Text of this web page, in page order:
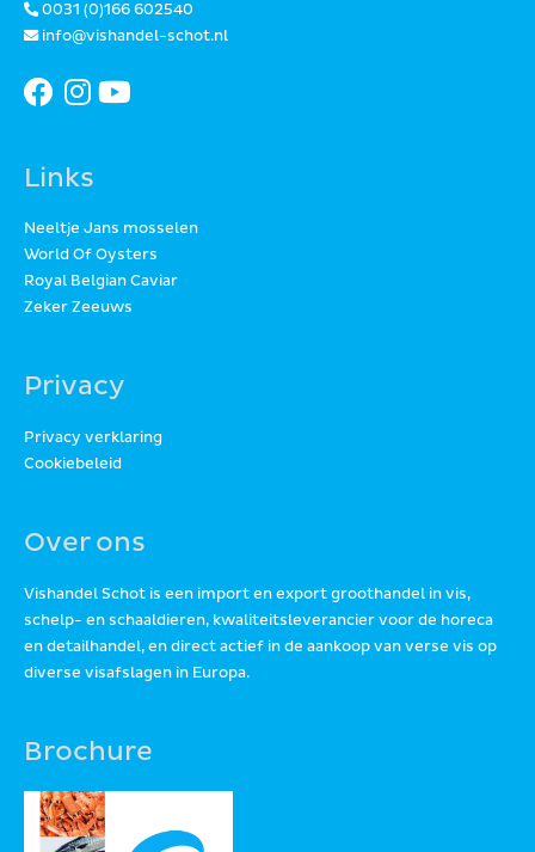
0031 (0)166 602540
info@vishandel-schot.nl
Links
Neeltje Jans mosselen
World Of Oysters
Royal Belgian Caviar
Zeker Zeeuws
Privacy
Privacy verklaring
Cookiebeleid
Over ons
Vishandel Schot is een import en export groothandel in vis,
schelp- en schaaldieren, kwaliteitsleverancier voor de horeca
en detailhandel, en direct actief in de aankoop van verse vis op
diverse visafslagen in Europa.
Brochure